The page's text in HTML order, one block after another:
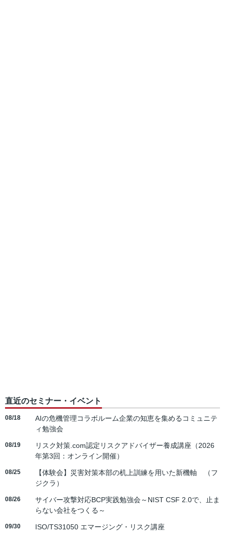
直近のセミナー・イベント
08/18
AIの危機管理コラボルーム企業の知恵を集めるコミュニテ
ィ勉強会
08/19
リスク対策.com認定リスクアドバイザー養成講座（2026
年第3回：オンライン開催）
08/25
【体験会】災害対策本部の机上訓練を用いた新機軸 （フ
ジクラ）
08/26
サイバー攻撃対応BCP実践勉強会～NIST CSF 2.0で、止ま
らない会社をつくる～
09/30 ISO/TS31050 エマージング・リスク講座